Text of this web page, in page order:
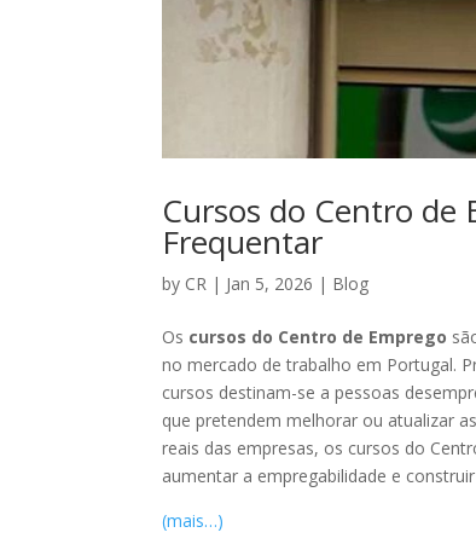
Cursos do Centro de
Frequentar
by CR | Jan 5, 2026 | Blog
Os cursos do Centro de Emprego
no mercado de trabalho em Portugal.
cursos destinam-se a pessoas
que pretendem melhorar ou atualizar
reais das empresas, os cursos do
aumentar a empregabilidade e
(mais…)